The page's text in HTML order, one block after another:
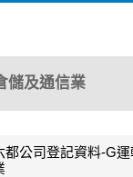
儲及通信業
都公司登記資料-G